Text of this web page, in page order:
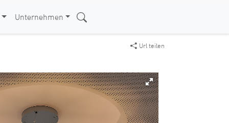
Unternehmen
Url teilen